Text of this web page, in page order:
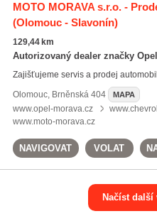
MOTO MORAVA s.r.o. -
(Olomouc - Slavonín)
129,44 km
Autorizovaný dealer značky
Zajišťujeme servis a prodej
Olomouc, Brněnská 404 MAPA
www.opel-morava.cz
www.moto-morava.cz
NAVIGOVAT VOLAT
Načíst další